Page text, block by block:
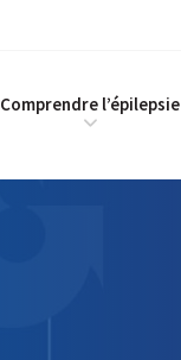
Comprendre l’épilepsie